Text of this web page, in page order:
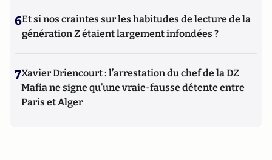
6Et si nos craintes sur les habitudes de lecture de la
génération Z étaient largement infondées ?
7Xavier Driencourt : l’arrestation du chef de la DZ
Mafia ne signe qu’une vraie-fausse détente entre
Paris et Alger